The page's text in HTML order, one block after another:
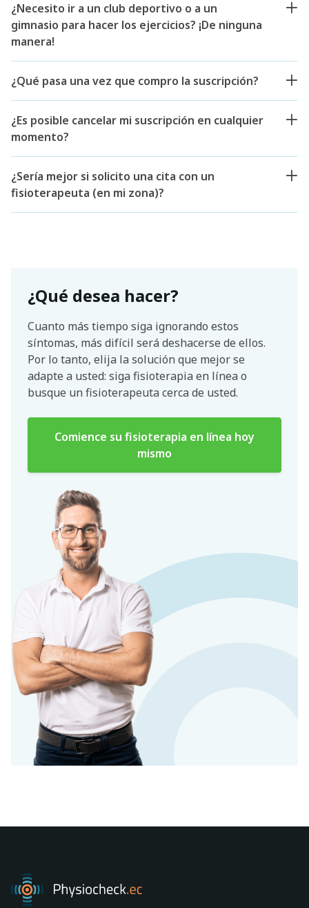
¿Necesito ir a un club deportivo o a un
gimnasio para hacer los ejercicios? ¡De ninguna
manera!
¿Qué pasa una vez que compro la suscripción?
¿Es posible cancelar mi suscripción en cualquier
momento?
¿Sería mejor si solicito una cita con un
fisioterapeuta (en mi zona)?
¿Qué desea hacer?
Cuanto más tiempo siga ignorando estos
síntomas, más difícil será deshacerse de ellos.
Por lo tanto, elija la solución que mejor se
adapte a usted: siga fisioterapia en línea o
busque un fisioterapeuta cerca de usted.
Comience su fisioterapia en línea hoy
mismo